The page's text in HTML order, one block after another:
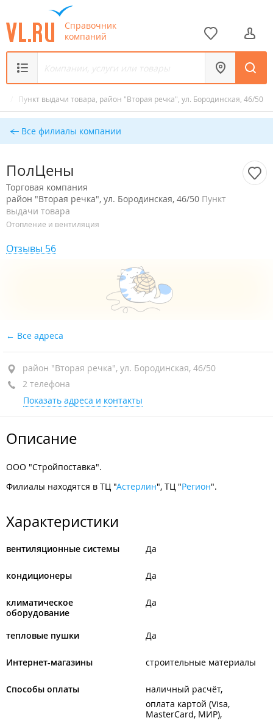
Справочник
компаний
Пункт выдачи товара, район "Вторая речка", ул. Бородинская, 46/50
Все филиалы компании
ПолЦены
Торговая компания
район "Вторая речка", ул. Бородинская, 46/50 Пункт
выдачи товара
Отопление и вентиляция
Отзывы 56
Все адреса
район "Вторая речка", ул. Бородинская, 46/50
2 телефона
Показать адреса и контакты
Описание
ООО "Стройпоставка".
Филиалы находятся в ТЦ "Астерлин", ТЦ "Регион".
Характеристики
вентиляционные системы Да
кондиционеры Да
климатическое
оборудование
Да
тепловые пушки Да
Интернет-магазины строительные материалы
Способы оплаты
наличный расчёт
оплата картой (Visa,
MasterCard, МИР)